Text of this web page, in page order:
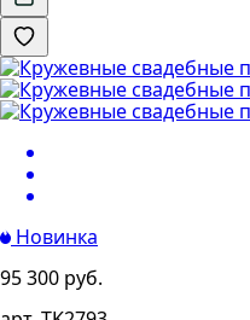
Новинка
95 300 руб.